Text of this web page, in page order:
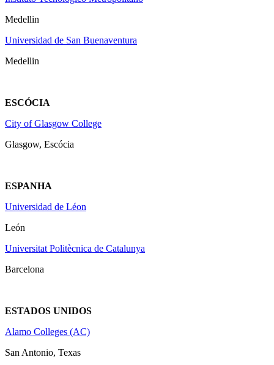
Medellin
Universidad de San Buenaventura
Medellin
ESCÓCIA
City of Glasgow College
Glasgow, Escócia
ESPANHA
Universidad de Léon
León
Universitat Politècnica de Catalunya
Barcelona
ESTADOS UNIDOS
Alamo Colleges (AC)
San Antonio, Texas